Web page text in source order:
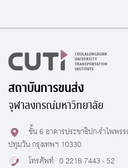
สถาบันการขนส่ง
จุฬาลงกรณ์มหาวิทยาลัย
ชั้น 6 อาคารประชาธิปก-รำไพพ
ปทุมวัน กรุงเทพฯ 10330
โทรศัพท์ 0 2218 7443 - 52